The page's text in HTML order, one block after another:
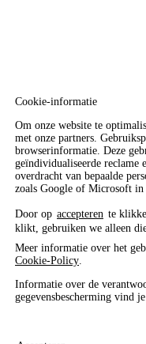
Cookie-informatie
Om onze website te
met onze partners.
browserinformatie. Deze
geïndividualiseerde
overdracht van bepaalde
zoals Google of Microsoft in
Door op accepteren te
klikt, gebruiken we alleen
Meer informatie over het
Cookie-Policy
Informatie over de
gegevensbescherming vind